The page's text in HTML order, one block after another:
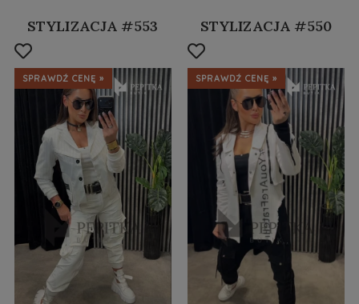
STYLIZACJA #553
SPRAWDŹ CENĘ »
STYLIZACJA #550
SPRAWDŹ CENĘ »